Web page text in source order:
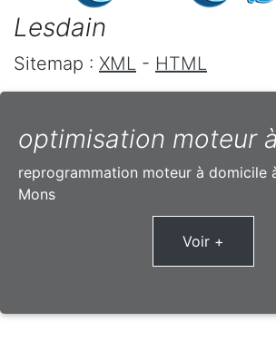
Lesdain
Sitemap : XML - HTML
optimisation moteur
reprogrammation moteur à domicile
Mons
Voir +